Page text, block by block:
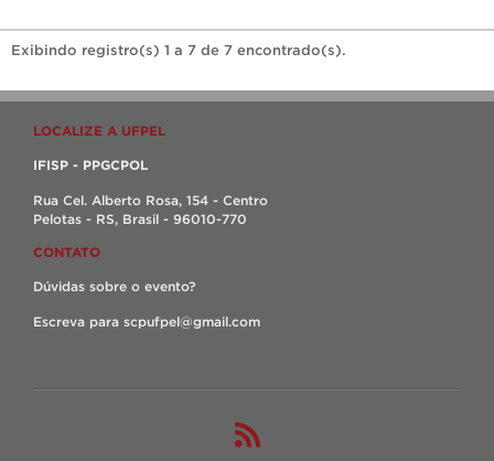
Exibindo registro(s) 1 a 7 de 7 encontrado(s).
LOCALIZE A UFPEL
IFISP - PPGCPOL
Rua Cel. Alberto Rosa, 154 - Centro
Pelotas - RS, Brasil - 96010-770
CONTATO
Dúvidas sobre o evento?
Escreva para scpufpel@gmail.com